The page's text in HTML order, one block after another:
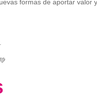
formas de aportar valor